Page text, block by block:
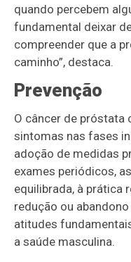
quando percebem
fundamental deixar
compreender que a
caminho”, destaca.
Prevenção
O câncer de próstata
sintomas nas fases
adoção de medidas
exames periódicos,
equilibrada, à prática
redução ou
atitudes
a saúde masculina.